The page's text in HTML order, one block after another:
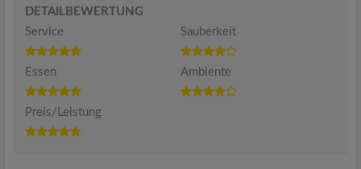
DETAILBEWERTUNG
Service
Sauberkeit
Essen Ambiente
Preis/Leistung